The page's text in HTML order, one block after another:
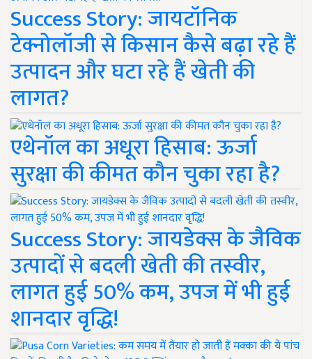
Success Story: जायटॉनिक
टेक्नोलॉजी से किसान कैसे बढ़ा रहे हैं
उत्पादन और घटा रहे हैं खेती की
लागत?
एथेनॉल का अधूरा हिसाब: ऊर्जा
सुरक्षा की कीमत कौन चुका रहा है?
Success Story: जायडेक्स के जैविक
उत्पादों से बदली खेती की तस्वीर,
लागत हुई 50% कम, उपज में भी हुई
शानदार वृद्धि!